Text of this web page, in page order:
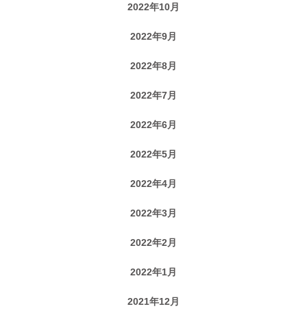
2022年10月
2022年9月
2022年8月
2022年7月
2022年6月
2022年5月
2022年4月
2022年3月
2022年2月
2022年1月
2021年12月